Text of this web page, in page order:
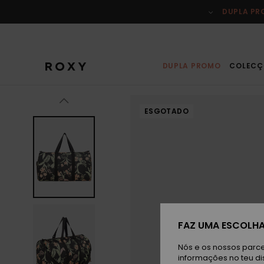
do
DUPLA
DUPLA PROMO
ESGOTADO
FAZ UMA
Nós e os nossos
informações no teu